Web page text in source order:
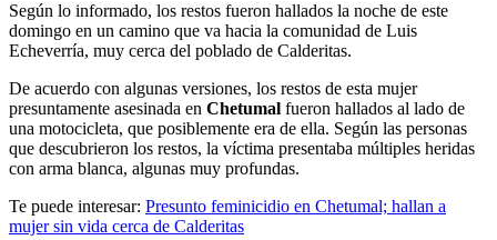
Según lo informado, los restos fueron hallados la noche de este
domingo en un camino que va hacia la comunidad de Luis
Echeverría, muy cerca del poblado de Calderitas.
De acuerdo con algunas versiones, los restos de esta mujer
presuntamente asesinada en Chetumal fueron hallados al lado de
una motocicleta, que posiblemente era de ella. Según las personas
que descubrieron los restos, la víctima presentaba múltiples heridas
con arma blanca, algunas muy profundas.
Te puede interesar: Presunto feminicidio en Chetumal; hallan a
mujer sin vida cerca de Calderitas